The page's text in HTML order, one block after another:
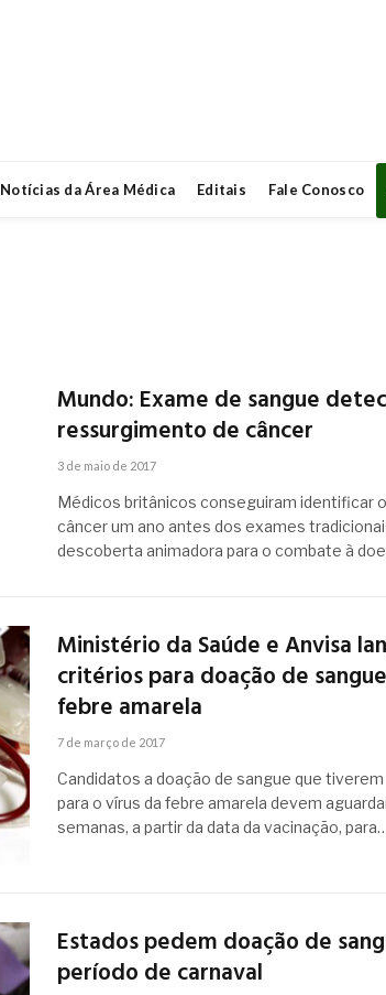
Notícias da Área Médica Editais Fale Conosco
Mundo: Exame de sangue
ressurgimento de câncer
3 de maio de 2017
Médicos britânicos conseguiram identificar
câncer um ano antes dos exames
descoberta animadora para o combate à
Ministério da Saúde e Anvisa
critérios para doação de
febre amarela
7 de março de 2017
Candidatos a doação de sangue que
para o vírus da febre amarela devem
semanas, a partir da data da vacinação,
Estados pedem doação de
período de carnaval